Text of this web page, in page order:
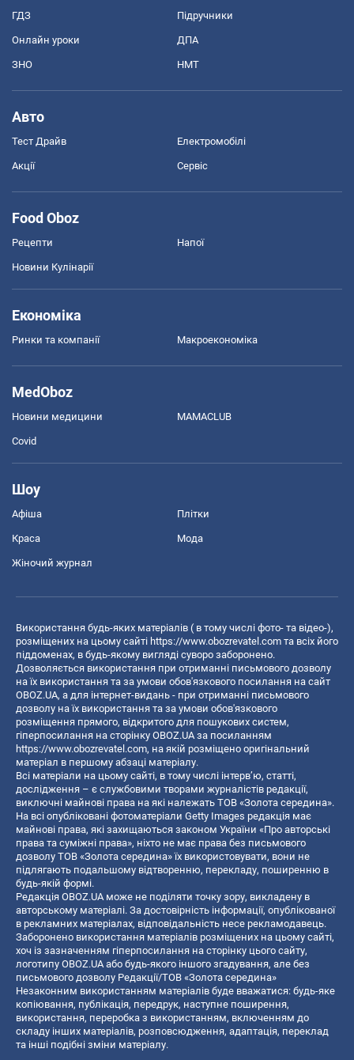
ГДЗ Підручники
Онлайн уроки ДПА
ЗНО НМТ
Авто
Тест Драйв Електромобілі
Акції Сервіс
Food Oboz
Рецепти Напої
Новини Кулінарії
Економіка
Ринки та компанії Макроекономіка
MedOboz
Новини медицини MAMACLUB
Covid
Шоу
Афіша Плітки
Краса Мода
Жіночий журнал
Використання будь-яких матеріалів ( в тому числі фото- та відео-),
розміщених на цьому сайті https://www.obozrevatel.com та всіх його
піддоменах, в будь-якому вигляді суворо заборонено.
Дозволяється використання при отриманні письмового дозволу
на їх використання та за умови обов'язкового посилання на сайт
OBOZ.UA, а для інтернет-видань - при отриманні письмового
дозволу на їх використання та за умови обов'язкового
розміщення прямого, відкритого для пошукових систем,
гіперпосилання на сторінку OBOZ.UA за посиланням
https://www.obozrevatel.com, на якій розміщено оригінальний
матеріал в першому абзаці матеріалу.
Всі матеріали на цьому сайті, в тому числі інтерв’ю, статті,
дослідження – є службовими творами журналістів редакції,
виключні майнові права на які належать ТОВ «Золота середина».
На всі опубліковані фотоматеріали Getty Images редакція має
майнові права, які захищаються законом України «Про авторські
права та суміжні права», ніхто не має права без письмового
дозволу ТОВ «Золота середина» їх використовувати, вони не
підлягають подальшому відтворенню, перекладу, поширенню в
будь-якій формі.
Редакція OBOZ.UA може не поділяти точку зору, викладену в
авторському матеріалі. За достовірність інформації, опублікованої
в рекламних матеріалах, відповідальність несе рекламодавець.
Заборонено використання матеріалів розміщених на цьому сайті,
хоч із зазначенням гіперпосилання на сторінку цього сайту,
логотипу OBOZ.UA або будь-якого іншого згадування, але без
письмового дозволу Редакції/ТОВ «Золота середина»
Незаконним використанням матеріалів буде вважатися: будь-яке
копiювання, публiкацiя, передрук, наступне поширення,
використання, переробка з використанням, включенням до
складу інших матеріалів, розповсюдження, адаптація, переклад
та інші подібні зміни матеріалу.